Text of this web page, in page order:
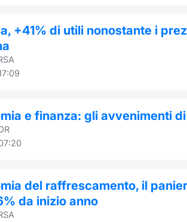
+41% di utili nonostante i
e finanza: gli avvenimenti
del raffrescamento, il
da inizio anno